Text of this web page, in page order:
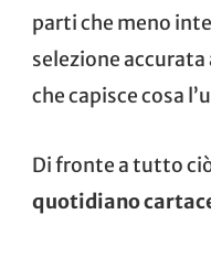
parti che meno
selezione
che capisce cosa
Di fronte a tutto
quotidiano